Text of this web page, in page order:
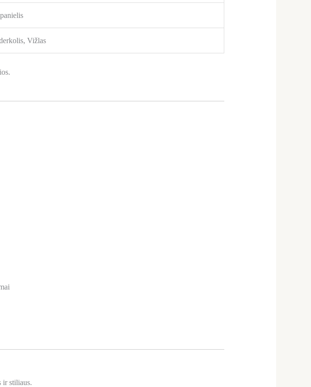
Vižlas
ir stiliaus.